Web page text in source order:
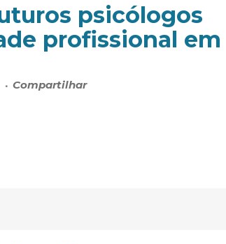
psicólogos
profissional em
Compartilhar